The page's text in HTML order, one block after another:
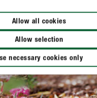
Allow all cookies
Allow selection
necessary cookies only